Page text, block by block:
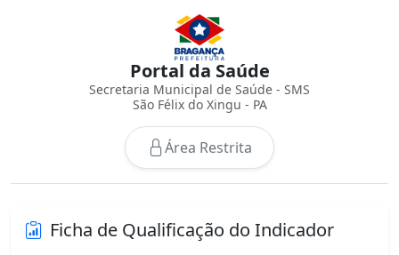
Portal da Saúde
Secretaria Municipal de Saúde - SMS
São Félix do Xingu - PA
Área Restrita
Ficha de Qualificação do Indicador